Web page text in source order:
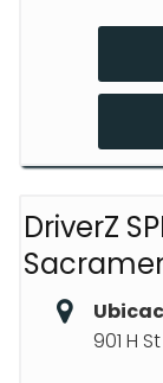
DMV
DriverZ
901 H